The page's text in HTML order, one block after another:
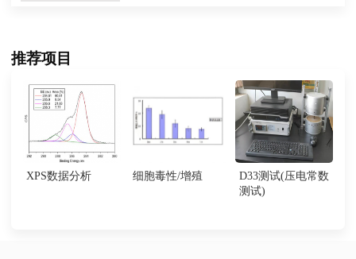
推荐项目
XPS数据分析 细胞毒性/增殖
D33测试(压电常数
测试)